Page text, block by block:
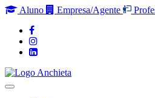
Aluno Empresa/Agente